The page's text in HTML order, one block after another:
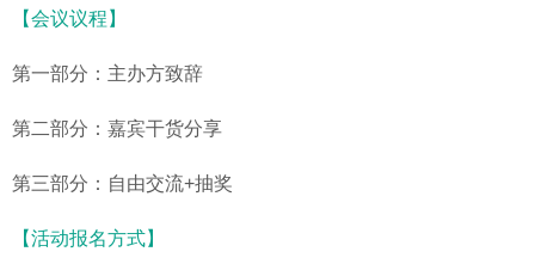
【会议议程】
第一部分：主办方致辞
第二部分：嘉宾干货分享
第三部分：自由交流+抽奖
【活动报名方式】